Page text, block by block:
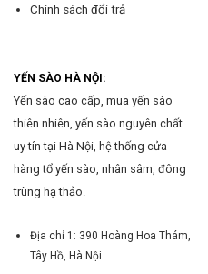
Chính sách đổi trả
YẾN SÀO HÀ NỘI:
Yến sào cao cấp, mua yến sào
thiên nhiên, yến sào nguyên chất
uy tín tại Hà Nội, hệ thống cửa
hàng tổ yến sào, nhân sâm, đông
trùng hạ thảo.
Địa chỉ 1: 390 Hoàng Hoa Thám,
Tây Hồ, Hà Nội